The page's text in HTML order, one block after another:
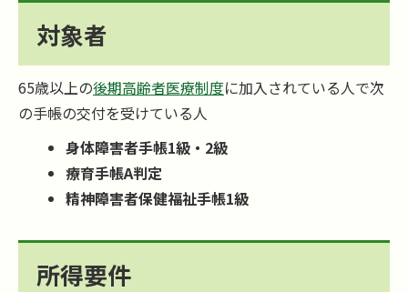
対象者
65歳以上の後期高齢者医療制度に加入されている人で次
の手帳の交付を受けている人
身体障害者手帳1級・2級
療育手帳A判定
精神障害者保健福祉手帳1級
所得要件